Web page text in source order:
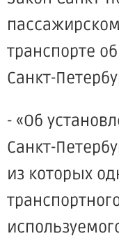
транспорте
Санкт-
- «Об
Санкт-
из которых